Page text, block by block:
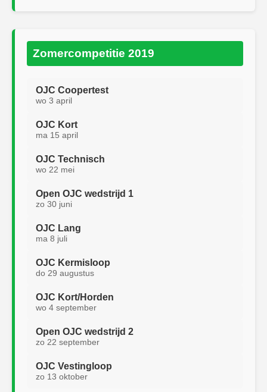
Zomercompetitie 2019
OJC Coopertest
wo 3 april
OJC Kort
ma 15 april
OJC Technisch
wo 22 mei
Open OJC wedstrijd 1
zo 30 juni
OJC Lang
ma 8 juli
OJC Kermisloop
do 29 augustus
OJC Kort/Horden
wo 4 september
Open OJC wedstrijd 2
zo 22 september
OJC Vestingloop
zo 13 oktober